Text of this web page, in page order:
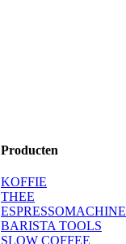
Producten
KOFFIE
THEE
ESPRESSOMACHINE
BARISTA TOOLS
SLOW COFFEE